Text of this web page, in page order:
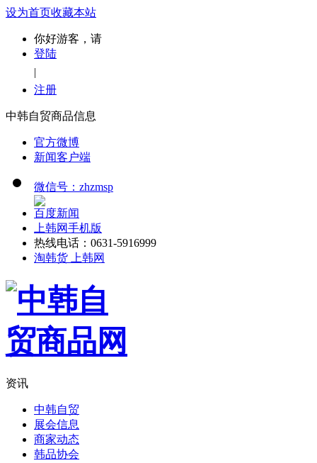
设为首页收藏本站
你好游客，请
登陆
|
注册
中韩自贸商品信息
官方微博
新闻客户端
微信号：zhzmsp
百度新闻
上韩网手机版
热线电话：0631-5916999
淘韩货 上韩网
资讯
中韩自贸
展会信息
商家动态
韩品协会